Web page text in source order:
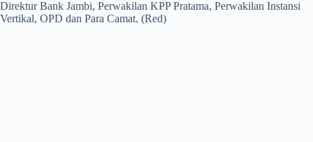
Direktur Bank Jambi, Perwakilan KPP Pratama, Perwakilan Instansi
Vertikal, OPD dan Para Camat. (Red)